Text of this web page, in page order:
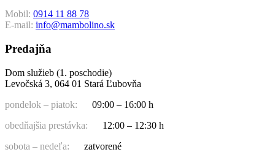
Mobil: 0914 11 88 78
E-mail: info@mambolino.sk
Predajňa
Dom služieb (1. poschodie)
Levočská 3, 064 01 Stará Ľubovňa
pondelok – piatok:
09:00 – 16:00 h
obedňajšia prestávka:
12:00 – 12:30 h
sobota – nedeľa:
zatvorené